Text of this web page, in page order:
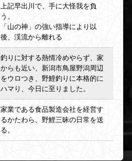
上記早出川で、手に大怪我を負
う。
「山の神」の強い指導により以
後、渓流から離れる
釣りに対する熱情冷めやらず、家
からも近い、新潟市鳥屋野潟周辺
をウロつき、野鯉釣りに本格的に
ハマり、今日に至りました。
家業である食品製造会社を経営す
るかたわら、野鯉三昧の日常を送
る。